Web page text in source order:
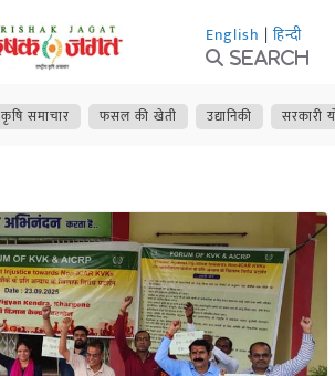
English | हिन्दी
Search
कृषि समाचार फसल की खेती उद्यानिकी सरकारी